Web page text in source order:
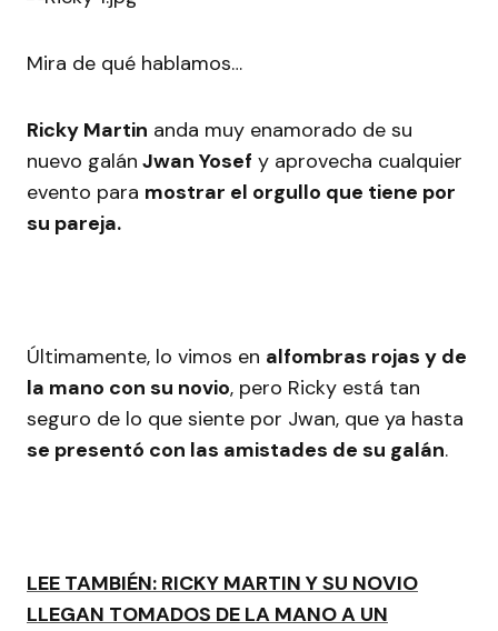
Mira de qué hablamos…
Ricky Martin anda muy enamorado de su
nuevo galán Jwan Yosef y aprovecha cualquier
evento para mostrar el orgullo que tiene por
su pareja.
Últimamente, lo vimos en alfombras rojas y de
la mano con su novio, pero Ricky está tan
seguro de lo que siente por Jwan, que ya hasta
se presentó con las amistades de su galán.
LEE TAMBIÉN: RICKY MARTIN Y SU NOVIO
LLEGAN TOMADOS DE LA MANO A UN